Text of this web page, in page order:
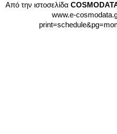
Από την ιστοσελίδα
www.e-